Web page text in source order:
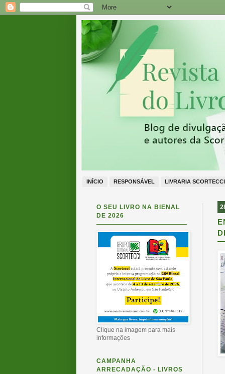
INÍCIO RESPONSÁVEL LIVRARIA SCORTECCI
O SEU LIVRO NA BIENAL
DE 2026
Clique na imagem para mais
informações
CAMPANHA
ARRECADAÇÃO - LIVROS